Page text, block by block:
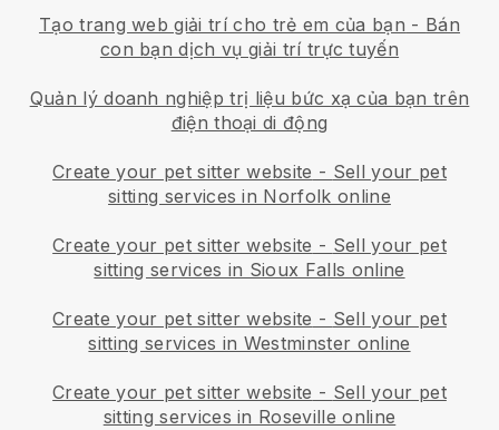
Tạo trang web giải trí cho trẻ em của bạn - Bán
con bạn dịch vụ giải trí trực tuyến
Quản lý doanh nghiệp trị liệu bức xạ của bạn trên
điện thoại di động
Create your pet sitter website - Sell your pet
sitting services in Norfolk online
Create your pet sitter website - Sell your pet
sitting services in Sioux Falls online
Create your pet sitter website - Sell your pet
sitting services in Westminster online
Create your pet sitter website - Sell your pet
sitting services in Roseville online